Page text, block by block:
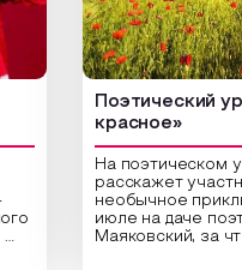
Поэтический
красное»
На поэтическом
расскажет
необычное
июле на даче
Маяковский, за